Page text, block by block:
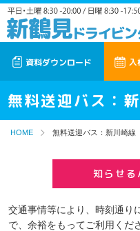
資料ダウンロード 入
無料送迎バス：
HOME 無料送迎バス：新川崎線
知らせる
交通事情等により、時刻通り
で、余裕をもってご利⽤くだ